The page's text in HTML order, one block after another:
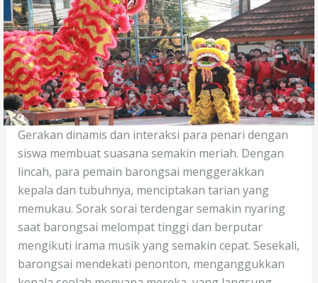
Gerakan dinamis dan interaksi para penari dengan
siswa membuat suasana semakin meriah. Dengan
lincah, para pemain barongsai menggerakkan
kepala dan tubuhnya, menciptakan tarian yang
memukau. Sorak sorai terdengar semakin nyaring
saat barongsai melompat tinggi dan berputar
mengikuti irama musik yang semakin cepat. Sesekali,
barongsai mendekati penonton, menganggukkan